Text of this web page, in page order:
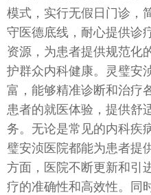
模式，实行无假日门诊，
守医德底线，耐心提供诊
资源，为患者提供规范化
护群众内科健康。灵璧安
富，能够精准诊断和治疗
患者的就医体验，提供舒
务。无论是常见的内科疾
璧安浈医院都能为患者提
方面，医院不断更新和引
疗的准确性和高效性。同